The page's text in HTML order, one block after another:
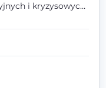
i kryzysowych,
psychologię
z
i seksuologii
W pracy
zawodową i